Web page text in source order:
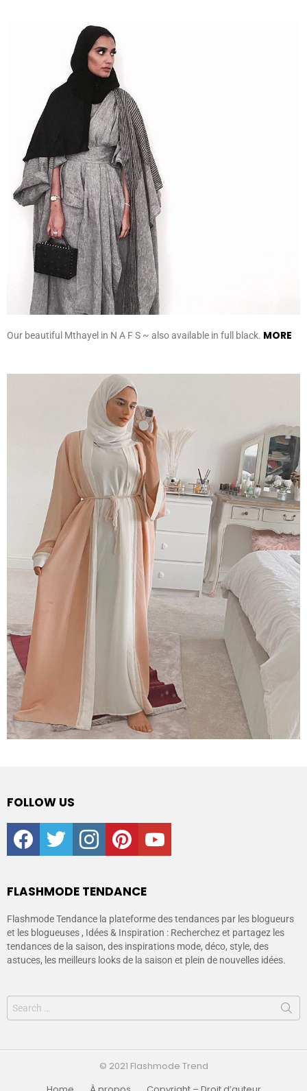
Our beautiful Mthayel in N A F S ~ also available in full black. MORE
FOLLOW US
facebooktwitter instagrampinterestyoutube
FLASHMODE TENDANCE
Flashmode Tendance la plateforme des tendances par les blogueurs
et les blogueuses , Idées & Inspiration : Recherchez et partagez les
tendances de la saison, des inspirations mode, déco, style, des
astuces, les meilleurs looks de la saison et plein de nouvelles idées.
© 2021 Flashmode Trend